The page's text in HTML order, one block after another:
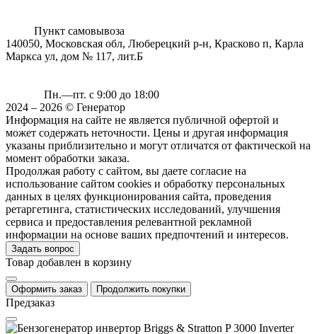
Пункт самовывоза
140050, Московская обл, Люберецкий р-н, Красково п, Карла
Маркса ул, дом № 117, лит.Б
Пн.—пт. с 9:00 до 18:00
2024 – 2026 © Генератор
Информация на сайте не является публичной офертой и
может содержать неточности. Цены и другая информация
указаны приблизительно и могут отличатся от фактической на
момент обработки заказа.
Продолжая работу с сайтом, вы даете согласие на
использование сайтом cookies и обработку персональных
данных в целях функционирования сайта, проведения
ретаргетинга, статистических исследований, улучшения
сервиса и предоставления релевантной рекламной
информации на основе ваших предпочтений и интересов.
Задать вопрос
Товар добавлен в корзину
Оформить заказ Продолжить покупки
Предзаказ